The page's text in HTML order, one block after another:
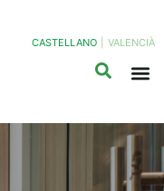
CASTELLANO VALENCIÀ